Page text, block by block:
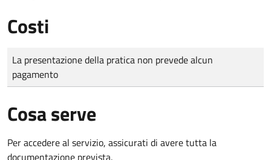
Costi
Tipo di pagamento
Importo
La presentazione della pratica non prevede alcun
pagamento
Cosa serve
Per accedere al servizio, assicurati di avere tutta la
documentazione prevista.